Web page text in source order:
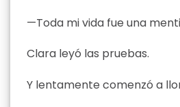
—Toda mi vida fue una
Clara leyó las pruebas.
Y lentamente comenzó a